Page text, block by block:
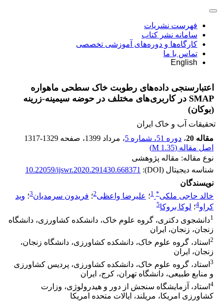
فهرست نشریات
سامانه نشر کتاب
کارگاه‌ها و دوره‌های آموزشی تخصصی
تماس با ما
English
اعتبارسنجی داده‌های رطوبت خاک سطحی ماهواره
SMAP در کاربری‌های مختلف در حوضه سیمینه-زرینه
(بوکان)
تحقیقات آب و خاک ایران
مقاله 20
، دوره 51، شماره 5 ، مرداد 1399 ، صفحه 1317-1329
اصل مقاله (1.35 M
)
نوع مقاله: مقاله پژوهشی
شناسه دیجیتال (DOI):
10.22059/ijswr.2020.291430.668371
نویسندگان
خالد حاجی ملکی*
1؛ علیرضا واعظی2؛ فریدون سرمدیان3؛ وید
کراو4؛ لوکا بروکا5
1دانشجوی دکتری، گروه علوم خاک، دانشکده کشاورزی، دانشگاه
زنجان، زنجان، ایران
2 استاد، گروه علوم خاک، دانشکده کشاورزی، دانشگاه زنجان،
زنجان، ایران
3 استاد، گروه علوم خاک، دانشکده کشاورزی، پردیس کشاورزی
و منابع طبیعی، دانشگاه تهران، کرج، ایران
4 استاد، آزمایشگاه سنجش از دور و هیدرولوژی، وزارت
کشاورزی امریکا، مریلند، ایالات متحده امریکا